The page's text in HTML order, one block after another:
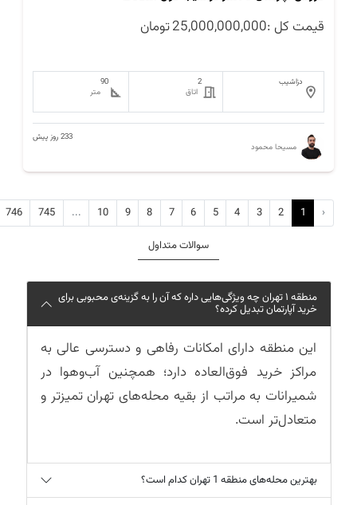
قیمت کل :25,000,000,000تومان
دزاشیب
2
اتاق
90
متر
مسیحا محمود
233 روز پیش
‹
1
2
3
4
5
6
7
8
9
10
...
745
746
سوالات متداول
منطقه ۱ تهران چه ویژگی‌هایی داره که آن را به گزینه‌ی محبوبی برای
خرید آپارتمان تبدیل کرده؟
این منطقه دارای امکانات رفاهی و دسترسی عالی به
مراکز خرید فوق‌العاده دارد؛ همچنین آب‌وهوا در
شمیرانات به مراتب از بقیه محله‌های تهران تمیزتر و
متعادل‌تر است.
بهترین محله‌های منطقه 1 تهران کدام است؟